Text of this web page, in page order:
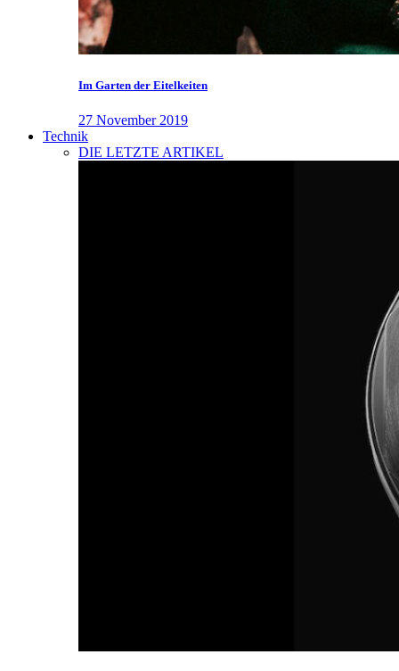
Im Garten der Eitelkeiten
27 November 2019
Technik
DIE LETZTE ARTIKEL